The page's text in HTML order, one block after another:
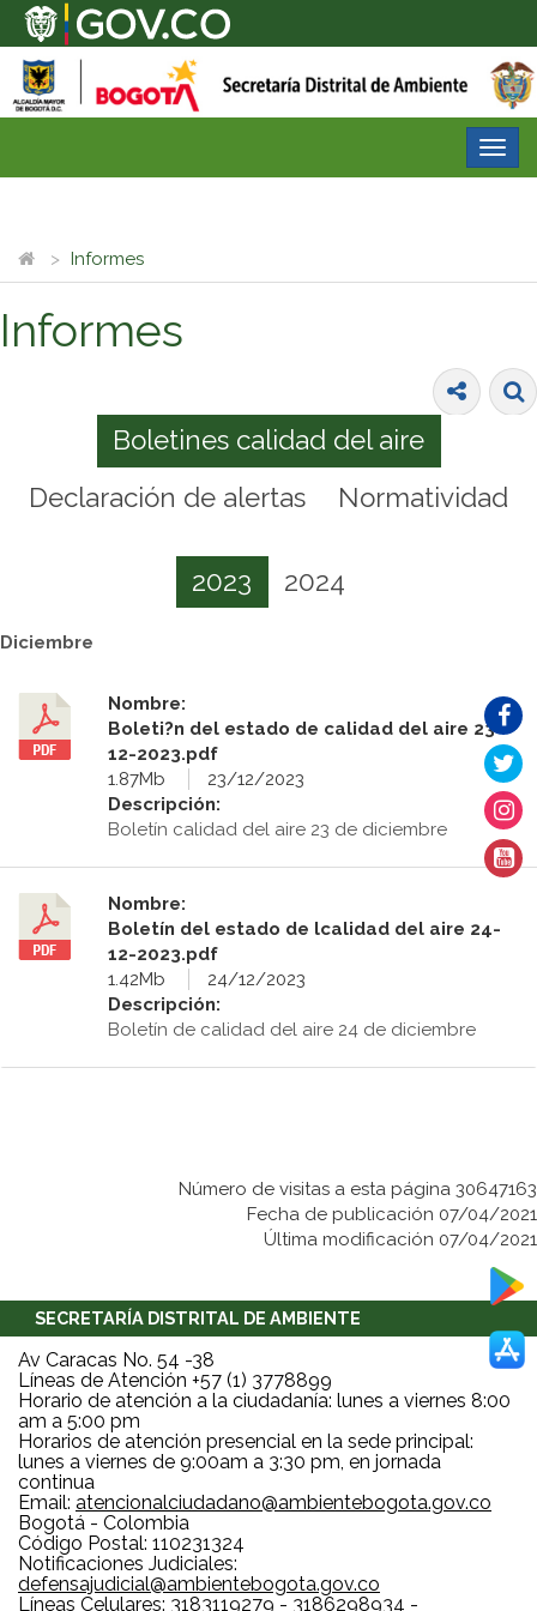
Informes
Informes
Boletines calidad del aire
Declaración de alertas
Normatividad
2023 2024
Diciembre
Nombre:
Boleti?n del estado de calidad del aire 23-
12-2023.pdf
1.87Mb
23/12/2023
Descripción:
Boletín calidad del aire 23 de diciembre
Nombre:
Boletín del estado de lcalidad del aire 24-
12-2023.pdf
1.42Mb
24/12/2023
Descripción:
Boletín de calidad del aire 24 de diciembre
Número de visitas a esta página 30647163
Fecha de publicación 07/04/2021
Última modificación 07/04/2021
SECRETARÍA DISTRITAL DE AMBIENTE
Av Caracas No. 54 -38
Líneas de Atención +57 (1) 3778899
Horario de atención a la ciudadanía: lunes a viernes 8:00
am a 5:00 pm
Horarios de atención presencial en la sede principal:
lunes a viernes de 9:00am a 3:30 pm, en jornada
continua
Email: atencionalciudadano@ambientebogota.gov.co
Bogotá - Colombia
Código Postal: 110231324
Notificaciones Judiciales:
defensajudicial@ambientebogota.gov.co
Líneas Celulares: 3183119279 - 3186298934 -